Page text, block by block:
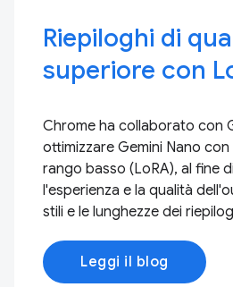
Riepiloghi di
superiore con
Chrome ha collaborato con
ottimizzare Gemini Nano
rango basso (LoRA), al fine
l'esperienza e la qualità
stili e le lunghezze dei
Leggi il blog